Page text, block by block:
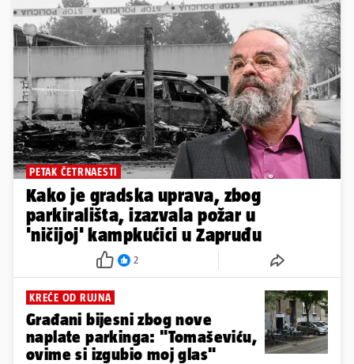
PETAK ČETRNAESTI
Kako je gradska uprava, zbog
parkirališta, izazvala požar u
'ničijoj' kampkućici u Zapruđu
2
KREĆE OD RUJNA
Građani bijesni zbog nove
naplate parkinga: "Tomaševiću,
ovime si izgubio moj glas"